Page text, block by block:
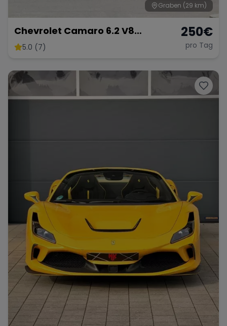
Tesla Chevrolet Dodge
Bentley Rolls Royce Aston Martin
Range Rover Corvette
Graben (29 km)
Chevrolet Camaro 6.2 V8
Customkingz
5.0 (7)
250€
pro Tag